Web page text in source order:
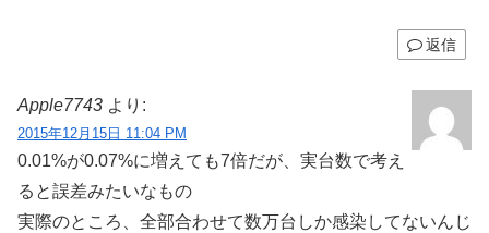
返信
Apple7743 より:
2015年12月15日 11:04 PM
0.01%が0.07%に増えても7倍だが、実台数で考え
ると誤差みたいなもの
実際のところ、全部合わせて数万台しか感染してないんじ